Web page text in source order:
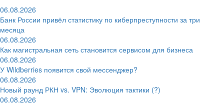
06.08.2026
Банк России привёл статистику по киберпреступности за три
месяца
06.08.2026
Как магистральная сеть становится сервисом для бизнеса
06.08.2026
У Wildberries появится свой мессенджер?
06.08.2026
Новый раунд РКН vs. VPN: Эволюция тактики (?)
06.08.2026